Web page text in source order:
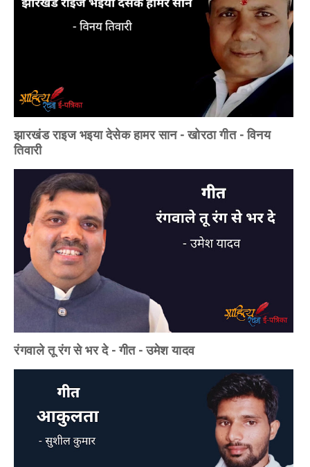
झारखंड राइज भइया देसेक हामर सान - खोरठा गीत - विनय
तिवारी
रंगवाले तू रंग से भर दे - गीत - उमेश यादव